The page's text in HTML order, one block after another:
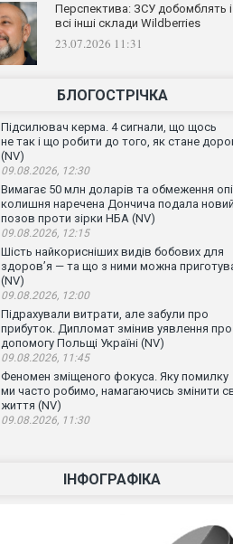
Перспектива: ЗСУ добомблять і
всі інші склади Wildberries
23.07.2026 11:31
БЛОГОСТРІЧКА
Підсилювач керма. 4 сигнали, що щось
не так і що робити до того, як стане
(NV)
09.08.2026, 12:30
Вимагає 50 млн доларів та обмеження
колишня наречена Дончича подала новий
позов проти зірки НБА (NV)
09.08.2026, 12:15
Шість найкорисніших видів бобових для
здоров’я — та що з ними можна
(NV)
09.08.2026, 12:00
Підрахували витрати, але забули про
прибуток. Дипломат змінив уявлення про
допомогу Польщі Україні (NV)
09.08.2026, 11:45
Феномен зміщеного фокуса. Яку помилку
ми часто робимо, намагаючись змінити
життя (NV)
09.08.2026, 11:30
ІНФОГРАФІКА